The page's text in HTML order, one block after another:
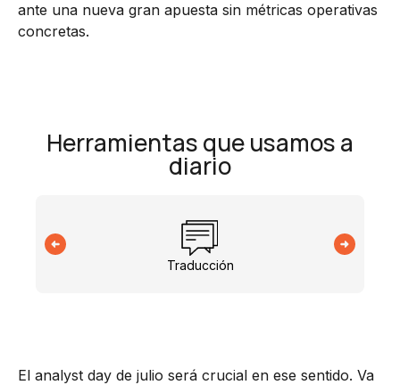
ante una nueva gran apuesta sin métricas operativas
concretas.
Herramientas que usamos a
diario
Traducción
El analyst day de julio será crucial en ese sentido. Va